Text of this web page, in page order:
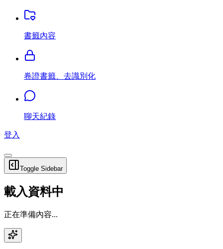
書籤內容
卷證書籤、去識別化
聊天紀錄
登入
Toggle Sidebar
載入資料中
正在準備內容...